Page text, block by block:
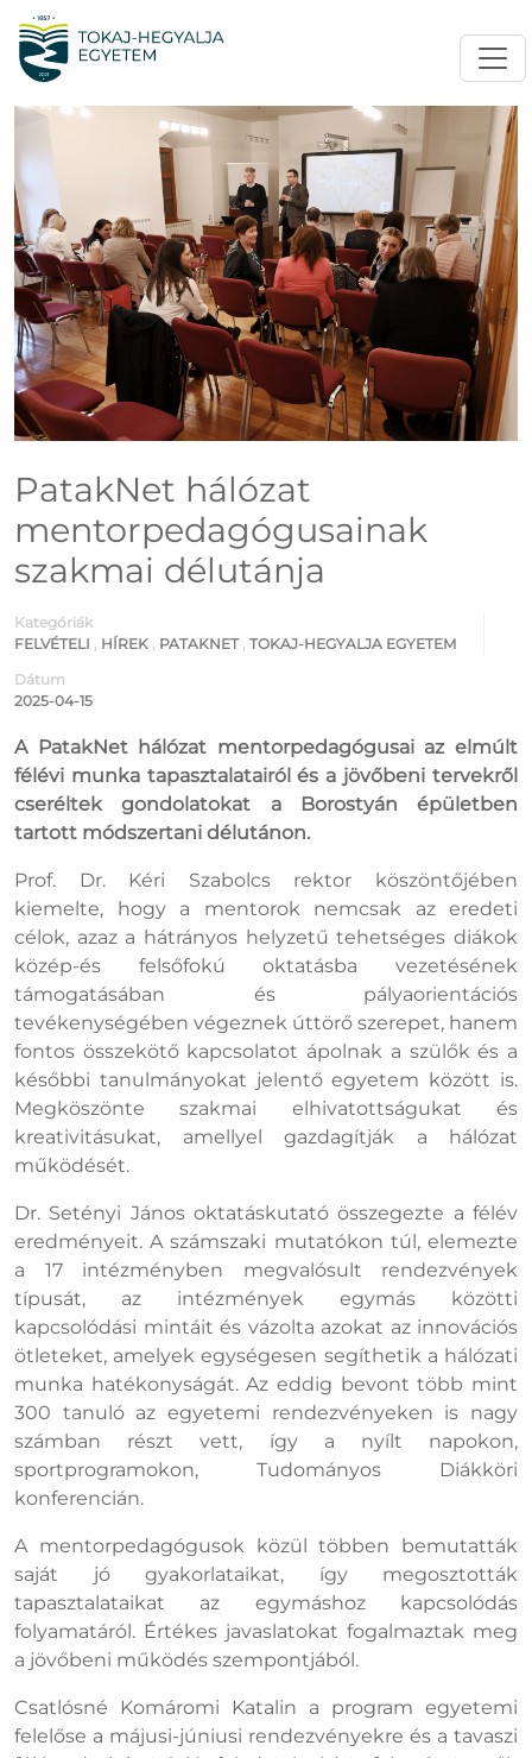
PatakNet hálózat
mentorpedagógusainak
szakmai délutánja
Kategóriák
FELVÉTELI , HÍREK , PATAKNET, TOKAJ-HEGYALJA EGYETEM
Dátum
2025-04-15
A PatakNet hálózat mentorpedagógusai az elmúlt
félévi munka tapasztalatairól és a jövőbeni tervekről
cseréltek gondolatokat a Borostyán épületben
tartott módszertani délutánon.
Prof. Dr. Kéri Szabolcs rektor köszöntőjében
kiemelte, hogy a mentorok nemcsak az eredeti
célok, azaz a hátrányos helyzetű tehetséges diákok
közép-és felsőfokú oktatásba vezetésének
támogatásában és pályaorientációs
tevékenységében végeznek úttörő szerepet, hanem
fontos összekötő kapcsolatot ápolnak a szülők és a
későbbi tanulmányokat jelentő egyetem között is.
Megköszönte szakmai elhivatottságukat és
kreativitásukat, amellyel gazdagítják a hálózat
működését.
Dr. Setényi János oktatáskutató összegezte a félév
eredményeit. A számszaki mutatókon túl, elemezte
a 17 intézményben megvalósult rendezvények
típusát, az intézmények egymás közötti
kapcsolódási mintáit és vázolta azokat az innovációs
ötleteket, amelyek egységesen segíthetik a hálózati
munka hatékonyságát. Az eddig bevont több mint
300 tanuló az egyetemi rendezvényeken is nagy
számban részt vett, így a nyílt napokon,
sportprogramokon, Tudományos Diákköri
konferencián.
A mentorpedagógusok közül többen bemutatták
saját jó gyakorlataikat, így megosztották
tapasztalataikat az egymáshoz kapcsolódás
folyamatáról. Értékes javaslatokat fogalmaztak meg
a jövőbeni működés szempontjából.
Csatlósné Komáromi Katalin a program egyetemi
felelőse a májusi-júniusi rendezvényekre és a tavaszi